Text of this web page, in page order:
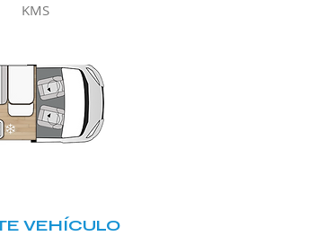
KMS
VEHÍCULO